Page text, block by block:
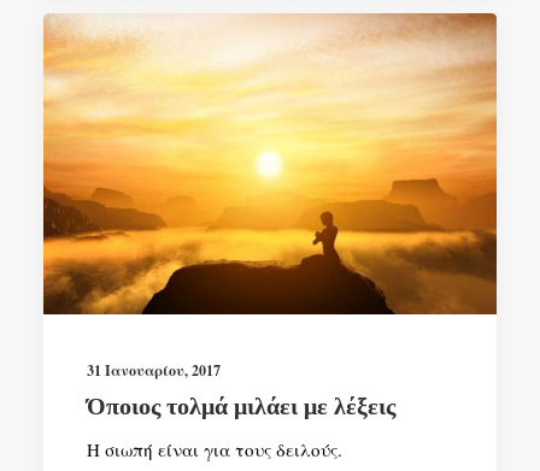
31 Ιανουαρίου, 2017
Όποιος τολμά μιλάει με λέξεις
Η σιωπή είναι για τους δειλούς.